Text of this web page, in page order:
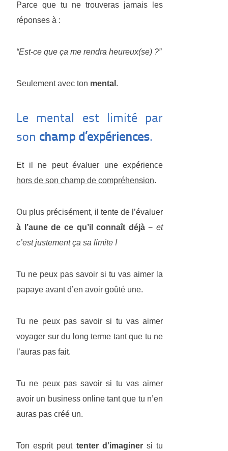
Parce que tu ne trouveras jamais les
réponses à :
“Est-ce que ça me rendra heureux(se) ?”
Seulement avec ton mental .
Le mental est limité par
son champ d’expériences.
Et il ne peut évaluer une expérience
hors de son champ de compréhension.
Ou plus précisément, il tente de l’évaluer
à l’aune de ce qu’il connaît déjà− et
c’est justement ça sa limite !
Tu ne peux pas savoir si tu vas aimer la
papaye avant d’en avoir goûté une.
Tu ne peux pas savoir si tu vas aimer
voyager sur du long terme tant que tu ne
l’auras pas fait.
Tu ne peux pas savoir si tu vas aimer
avoir un business online tant que tu n’en
auras pas créé un.
Ton esprit peut tenter d’imaginersi tu